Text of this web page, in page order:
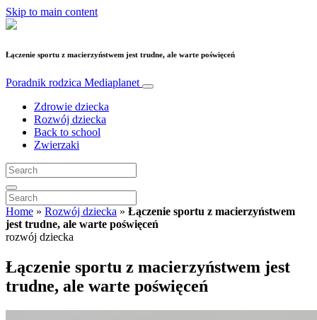
Skip to main content
Łączenie sportu z macierzyństwem jest trudne, ale warte poświęceń
Poradnik rodzica Mediaplanet
Zdrowie dziecka
Rozwój dziecka
Back to school
Zwierzaki
Home » Rozwój dziecka » Łączenie sportu z macierzyństwem
jest trudne, ale warte poświęceń
rozwój dziecka
Łączenie sportu z macierzyństwem jest
trudne, ale warte poświęceń